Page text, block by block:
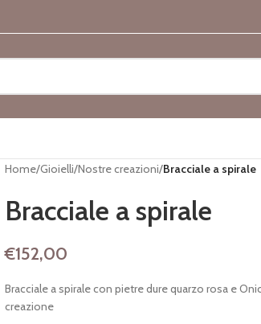
Home/Gioielli/Nostre creazioni/Bracciale a spirale
Bracciale a spirale
€152,00
Bracciale a spirale con pietre dure quarzo rosa e
creazione